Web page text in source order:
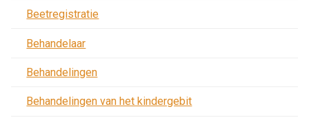
Beetregistratie
Behandelaar
Behandelingen
Behandelingen van het kindergebit